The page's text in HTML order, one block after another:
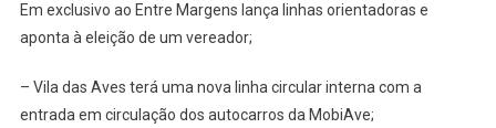
Em exclusivo ao Entre Margens lança linhas orientadoras e
aponta à eleição de um vereador;
– Vila das Aves terá uma nova linha circular interna com a
entrada em circulação dos autocarros da MobiAve;